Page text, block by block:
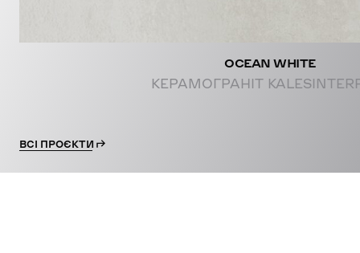
OCEAN WHITE
КЕРАМОГРАНІТ
ВСІ ПРОЄКТИ